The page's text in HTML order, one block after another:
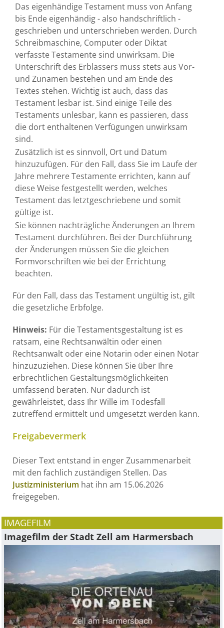
Das eigenhändige Testament muss von Anfang
bis Ende eigenhändig - also handschriftlich -
geschrieben und unterschrieben werden. Durch
Schreibmaschine, Computer oder Diktat
verfasste Testamente sind unwirksam. Die
Unterschrift des Erblassers muss stets aus Vor-
und Zunamen bestehen und am Ende des
Textes stehen. Wichtig ist auch, dass das
Testament lesbar ist. Sind einige Teile des
Testaments unlesbar, kann es passieren, dass
die dort enthaltenen Verfügungen unwirksam
sind.
Zusätzlich ist es sinnvoll, Ort und Datum
hinzuzufügen. Für den Fall, dass Sie im Laufe der
Jahre mehrere Testamente errichten, kann auf
diese Weise festgestellt werden, welches
Testament das letztgeschriebene und somit
gültige ist.
Sie können nachträgliche Änderungen an Ihrem
Testament durchführen. Bei der Durchführung
der Änderungen müssen Sie die gleichen
Formvorschriften wie bei der Errichtung
beachten.
Für den Fall, dass das Testament ungültig ist, gilt
die gesetzliche Erbfolge.
Hinweis: Für die Testamentsgestaltung ist es
ratsam, eine Rechtsanwältin oder einen
Rechtsanwalt oder eine Notarin oder einen Notar
hinzuzuziehen. Diese können Sie über Ihre
erbrechtlichen Gestaltungsmöglichkeiten
umfassend beraten. Nur dadurch ist
gewährleistet, dass Ihr Wille im Todesfall
zutreffend ermittelt und umgesetzt werden kann.
Freigabevermerk
Dieser Text entstand in enger Zusammenarbeit
mit den fachlich zuständigen Stellen. Das
Justizministerium hat ihn am 15.06.2026
freigegeben.
IMAGEFILM
Imagefilm der Stadt Zell am Harmersbach